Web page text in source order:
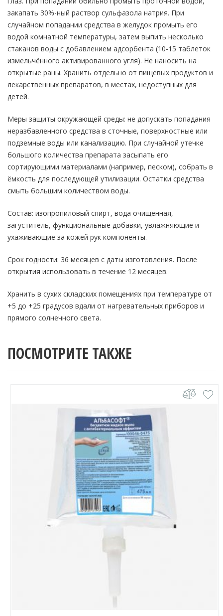
закапать 30%-ный раствор сульфазола натрия. При
случайном попадании средства в желудок промыть его
водой комнатной температуры, затем выпить несколько
стаканов воды с добавлением адсорбента (10-15 таблеток
измельчённого активированного угля). Не наносить на
открытые раны. Хранить отдельно от пищевых продуктов и
лекарственных препаратов, в местах, недоступных для
детей.
Меры защиты окружающей среды: не допускать попадания
неразбавленного средства в сточные, поверхностные или
подземные воды или канализацию. При случайной утечке
большого количества препарата засыпать его
сортирующими материалами (например, песком), собрать в
ёмкость для последующей утилизации. Остатки средства
смыть большим количеством воды.
Состав: изопропиловый спирт, вода очищенная,
загуститель, функциональные добавки, увлажняющие и
ухаживающие за кожей рук компоненты.
Срок годности: 36 месяцев с даты изготовления. После
открытия использовать в течение 12 месяцев.
Хранить в сухих складских помещениях при температуре от
+5 до +25 градусов вдали от нагревательных приборов и
прямого солнечного света.
ПОСМОТРИТЕ ТАКЖЕ